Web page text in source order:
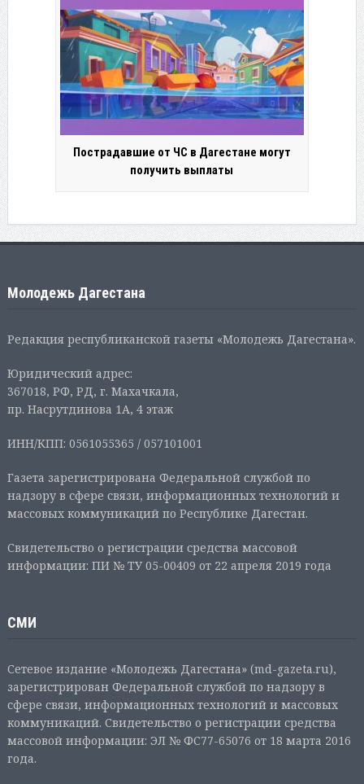
Пострадавшие от ЧС в Дагестане могут
получить выплаты
Молодежь Дагестана
Редакция республиканской газеты «Молодежь Дагестана».
Юридический адрес:
367018, РФ, РД, г. Махачкала,
пр. Насрутдинова 1А, 4 этаж
ИНН/КПП: 0561055365 / 057101001
Газета зарегистрирована Федеральной службой по
надзору в сфере связи, информационных технологий и
массовых коммуникаций по Республике Дагестан.
Свидетельство о регистрации средства массовой
информации: ПИ № ТУ 05-00409 от 22 апреля 2019 года
СМИ
Сетевое издание «Молодежь Дагестана» (md-gazeta.ru),
зарегистрирован Федеральной службой по надзору в
сфере связи, информационных технологий и массовых
коммуникаций. Свидетельство о регистрации средства
массовой информации: ЭЛ № ФС77-65076 от 18 марта 2016
года.